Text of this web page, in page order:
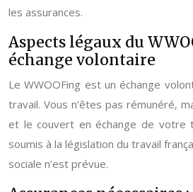
les assurances.
Aspects légaux du
échange volontaire
Le WWOOFing est un échange
travail. Vous n’êtes pas rémunéré,
et le couvert en échange de votre
soumis à la législation du travail
sociale n’est prévue.